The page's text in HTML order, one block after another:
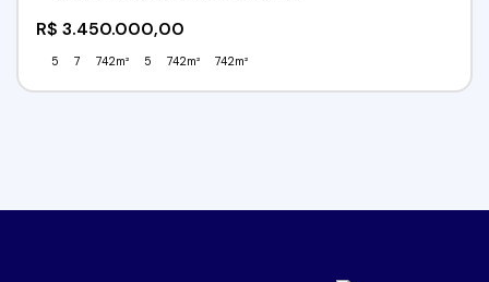
R$ 3.450.000,00
5 7 742m² 5 742m² 742m²